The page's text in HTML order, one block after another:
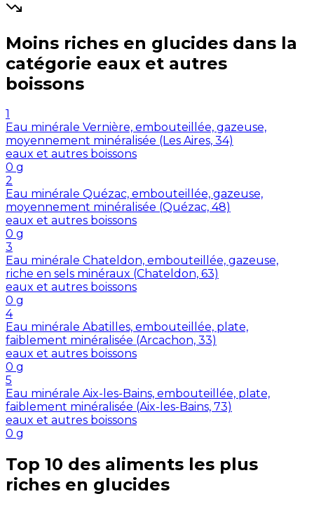
Moins riches en glucides dans la
catégorie eaux et autres
boissons
1
Eau minérale Vernière, embouteillée, gazeuse,
moyennement minéralisée (Les Aires, 34)
eaux et autres boissons
0 g
2
Eau minérale Quézac, embouteillée, gazeuse,
moyennement minéralisée (Quézac, 48)
eaux et autres boissons
0 g
3
Eau minérale Chateldon, embouteillée, gazeuse,
riche en sels minéraux (Chateldon, 63)
eaux et autres boissons
0 g
4
Eau minérale Abatilles, embouteillée, plate,
faiblement minéralisée (Arcachon, 33)
eaux et autres boissons
0 g
5
Eau minérale Aix-les-Bains, embouteillée, plate,
faiblement minéralisée (Aix-les-Bains, 73)
eaux et autres boissons
0 g
Top 10 des aliments les plus
riches en glucides